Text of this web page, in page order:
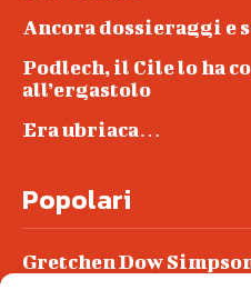
Ancora dossieraggi e
Podlech, il Cile lo ha
all’ergastolo
Era ubriaca…
Popolari
Gretchen Dow